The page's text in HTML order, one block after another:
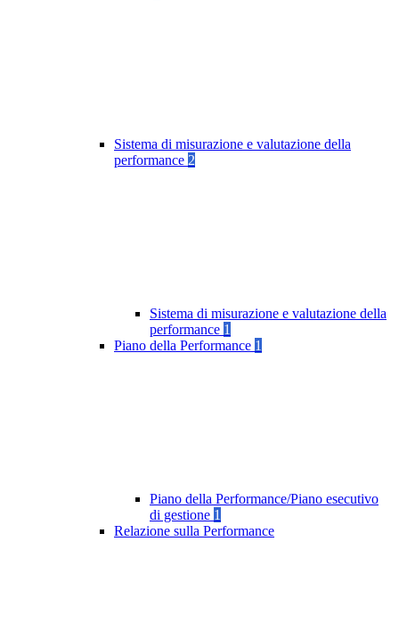
Sistema di misurazione e valutazione della
performance 2
Sistema di misurazione e valutazione della
performance 1
Piano della Performance 1
Piano della Performance/Piano esecutivo
di gestione 1
Relazione sulla Performance